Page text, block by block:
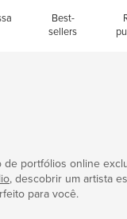
Best-
sellers
de portfólios online
, descobrir um artista
para você.